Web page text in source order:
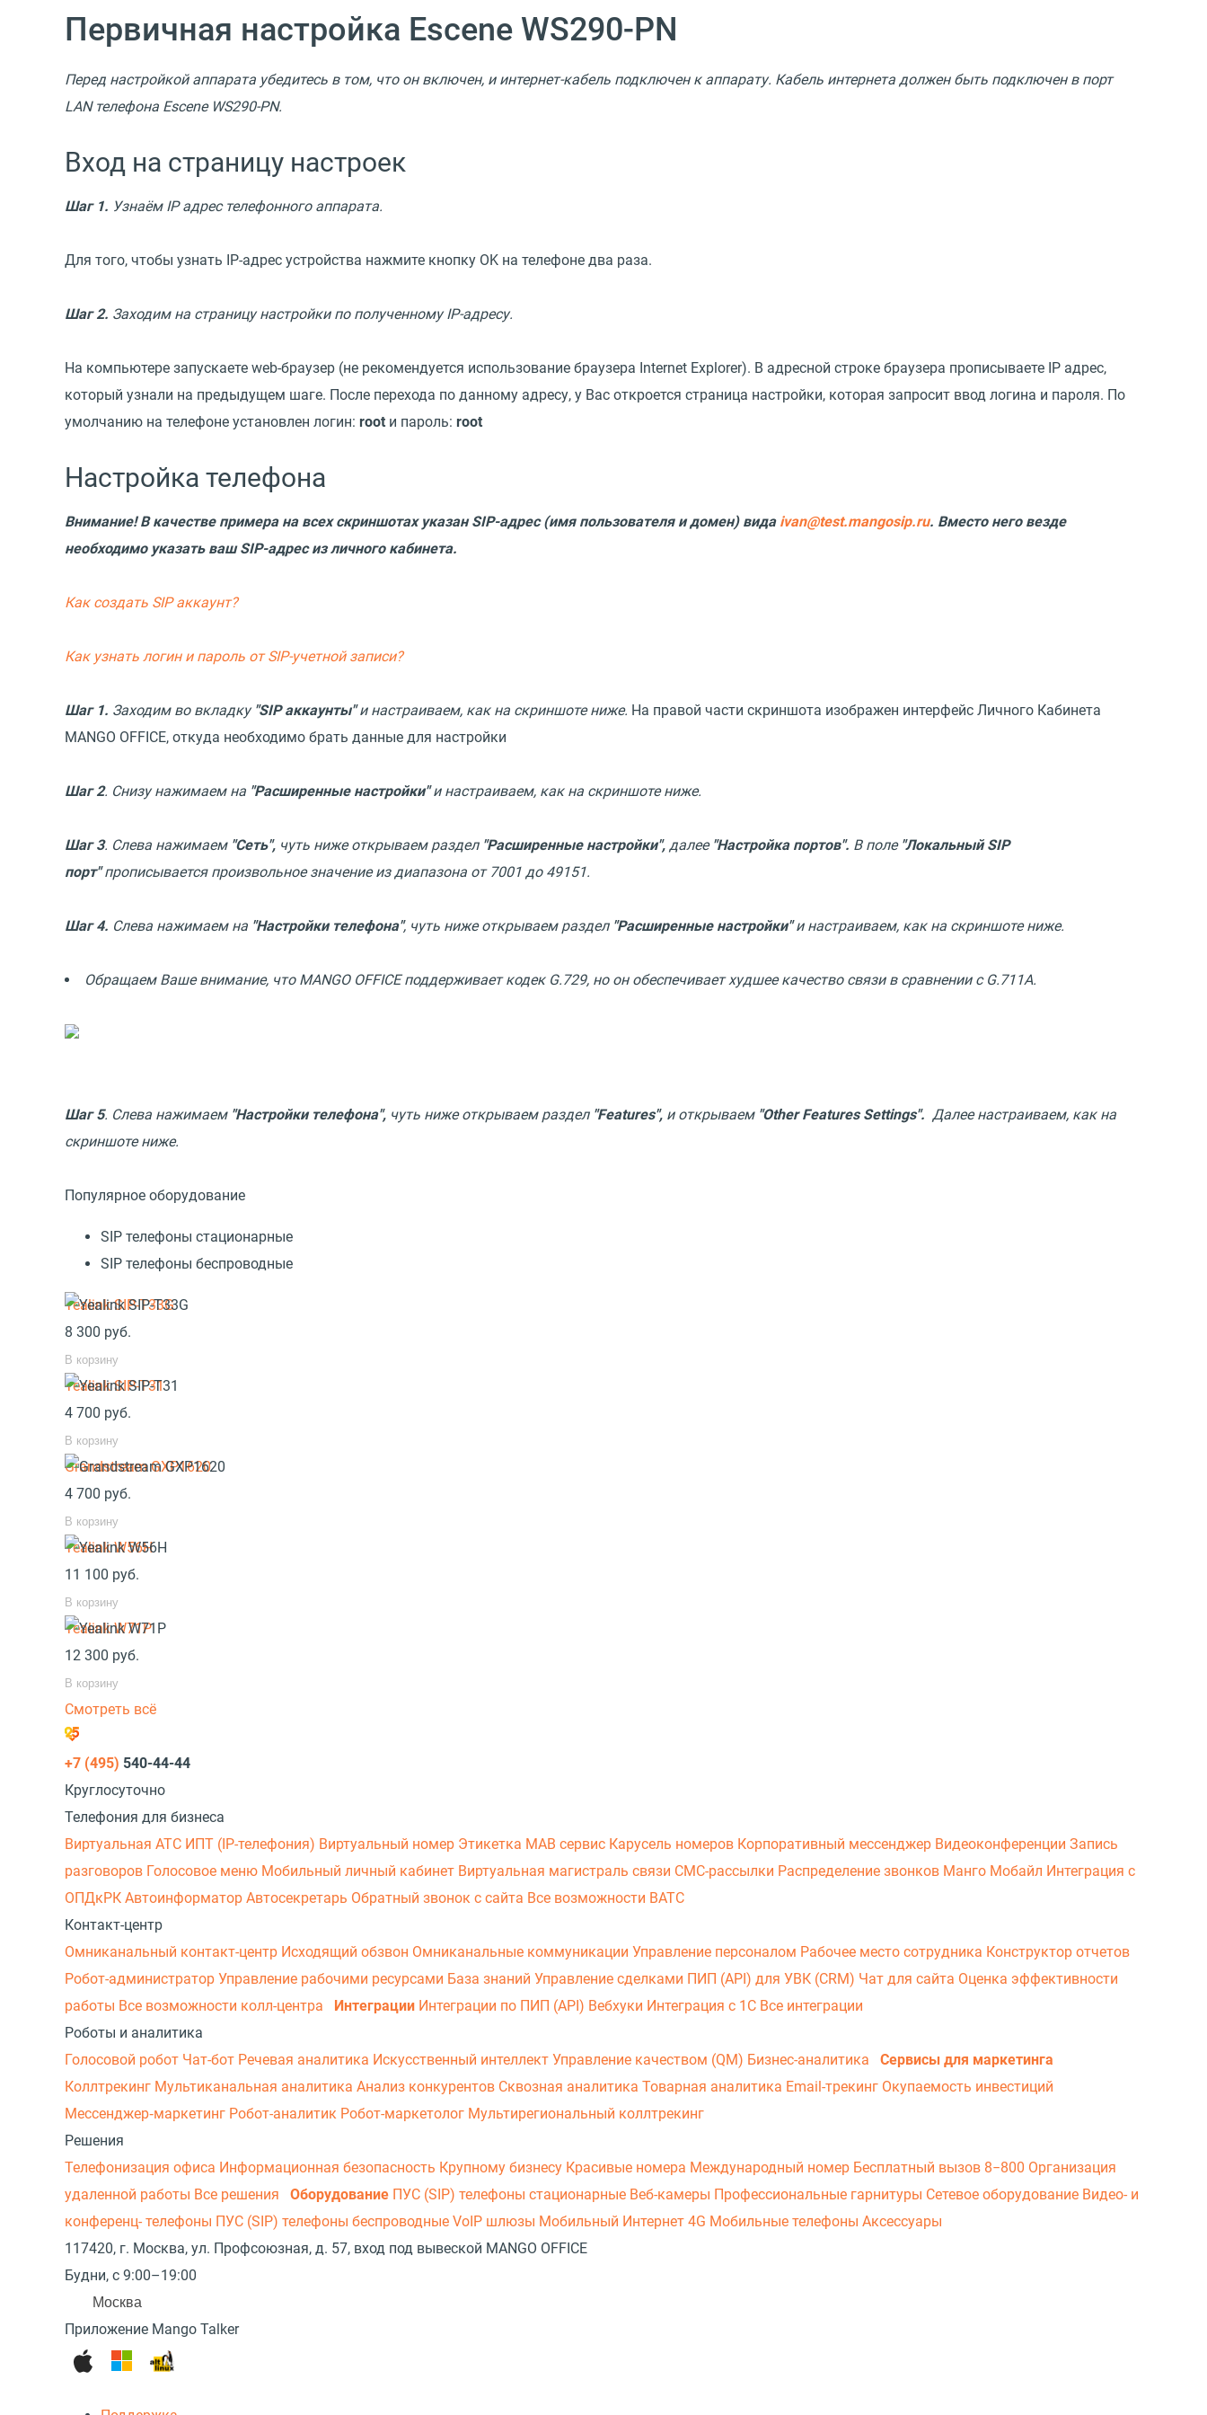
Первичная настройка Escene WS290-PN
Перед настройкой аппарата убедитесь в том, что он включен, и интернет-кабель подключен к аппарату. Кабель интернета должен быть подключен в порт
LAN телефона Escene WS290-PN.
Вход на страницу настроек
Шаг 1. Узнаём IP адрес телефонного аппарата.
Для того, чтобы узнать IP-адрес устройства нажмите кнопку OK на телефоне два раза.
Шаг 2. Заходим на страницу настройки по полученному IP-адресу.
На компьютере запускаете web-браузер (не рекомендуется использование браузера Internet Explorer). В адресной строке браузера прописываете IP адрес,
который узнали на предыдущем шаге. После перехода по данному адресу, у Вас откроется страница настройки, которая запросит ввод логина и пароля. По
умолчанию на телефоне установлен логин: root и пароль: root
Настройка телефона
Внимание! В качестве примера на всех скриншотах указан SIP-адрес (имя пользователя и домен) вида ivan@test.mangosip.ru. Вместо него везде
необходимо указать ваш SIP-адрес из личного кабинета.
Как создать SIP аккаунт?
Как узнать логин и пароль от SIP-учетной записи?
Шаг 1. Заходим во вкладку "SIP аккаунты"и настраиваем, как на скриншоте ниже. На правой части скриншота изображен интерфейс Личного Кабинета
MANGO OFFICE, откуда необходимо брать данные для настройки
Шаг 2. Снизу нажимаем на "Расширенные настройки"и настраиваем, как на скриншоте ниже.
Шаг 3. Слева нажимаем "Сеть", чуть ниже открываем раздел "Расширенные настройки", далее "Настройка портов". В поле "Локальный SIP
порт"прописывается произвольное значение из диапазона от 7001 до 49151.
Шаг 4. Слева нажимаем на "Настройки телефона", чуть ниже открываем раздел "Расширенные настройки"и настраиваем, как на скриншоте ниже.
Обращаем Ваше внимание, что MANGO OFFICE поддерживает кодек G.729, но он обеспечивает худшее качество связи в сравнении с G.711A.
Шаг 5. Слева нажимаем "Настройки телефона", чуть ниже открываем раздел "Features", и открываем "Other Features Settings". Далее настраиваем, как на
скриншоте ниже.
Популярное оборудование
SIP телефоны стационарные
SIP телефоны беспроводные
Yealink SIP-T33G
8 300 руб.
В корзину
Yealink SIP-T31
4 700 руб.
В корзину
Grandstream GXP1620
4 700 руб.
В корзину
Yealink W56H
11 100 руб.
В корзину
Yealink W71P
12 300 руб.
В корзину
Смотреть всё
+7 (495) 540-44-44
Круглосуточно
Телефония для бизнеса
Виртуальная АТС ИПТ (IP-телефония) Виртуальный номер Этикетка МАВ сервис Карусель номеров Корпоративный мессенджер Видеоконференции Запись
разговоров Голосовое меню Мобильный личный кабинет Виртуальная магистраль связи СМС-рассылки Распределение звонков Манго Мобайл Интеграция с
ОПДкРК Автоинформатор Автосекретарь Обратный звонок с сайта Все возможности ВАТС
Контакт-центр
Омниканальный контакт-центр Исходящий обзвон Омниканальные коммуникации Управление персоналом Рабочее место сотрудника Конструктор отчетов
Робот-администратор Управление рабочими ресурсами База знаний Управление сделками ПИП (API) для УВК (CRM) Чат для сайта Оценка эффективности
работы Все возможности колл-центра Интеграции Интеграции по ПИП (API) Вебхуки Интеграция с 1С Все интеграции
Роботы и аналитика
Голосовой робот Чат-бот Речевая аналитика Искусственный интеллект Управление качеством (QM) Бизнес-аналитика
Сервисы для маркетинга
Коллтрекинг Мультиканальная аналитика Анализ конкурентов Сквозная аналитика Товарная аналитика Email-трекинг Окупаемость инвестиций
Мессенджер‑маркетинг Робот-аналитик Робот-маркетолог Мультирегиональный коллтрекинг
Решения
Телефонизация офиса Информационная безопасность Крупному бизнесу Красивые номера Международный номер Бесплатный вызов 8−800 Организация
удаленной работы Все решения Оборудование ПУС (SIP) телефоны стационарные Веб-камеры Профессиональные гарнитуры Сетевое оборудование Видео- и
конференц- телефоны ПУС (SIP) телефоны беспроводные VoIP шлюзы Мобильный Интернет 4G Мобильные телефоны Аксессуары
117420, г. Москва, ул. Профсоюзная, д. 57, вход под вывеской MANGO OFFICE
Будни, с 9:00–19:00
Москва
Приложение Mango Talker